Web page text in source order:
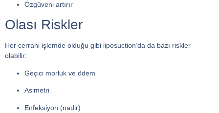
Özgüveni artırır
Olası Riskler
Her cerrahi işlemde olduğu gibi liposuction’da da bazı riskler
olabilir:
Geçici morluk ve ödem
Asimetri
Enfeksiyon (nadir)